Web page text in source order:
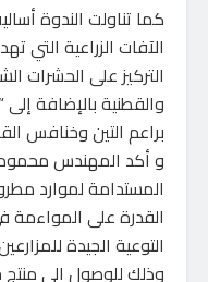
كما تناولت الندوة
الآفات الزراعية التي
التركيز على الحشرات
والقطنية بالإضافة
براعم التين وخنافس
و أكد المهندس محمود
المستدامة لموارد
القدرة على المواءمة
التوعية الجيدة
وذلك للوصول الى منتج